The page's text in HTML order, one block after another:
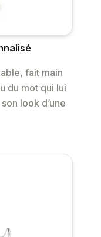
fait main
du mot qui lui
look d’une